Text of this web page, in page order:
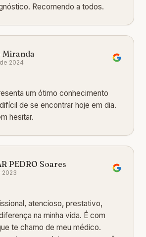
Recomendo a todos.
2024
um ótimo conhecimento
de se encontrar hoje em dia.
hesitar.
PEDRO Soares
2023
atencioso, prestativo,
na minha vida. É com
te chamo de meu médico.